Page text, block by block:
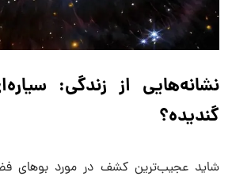
نشانه‌هایی از زندگی:
گندیده؟
شاید عجیب‌ترین کشف در مورد بوهای